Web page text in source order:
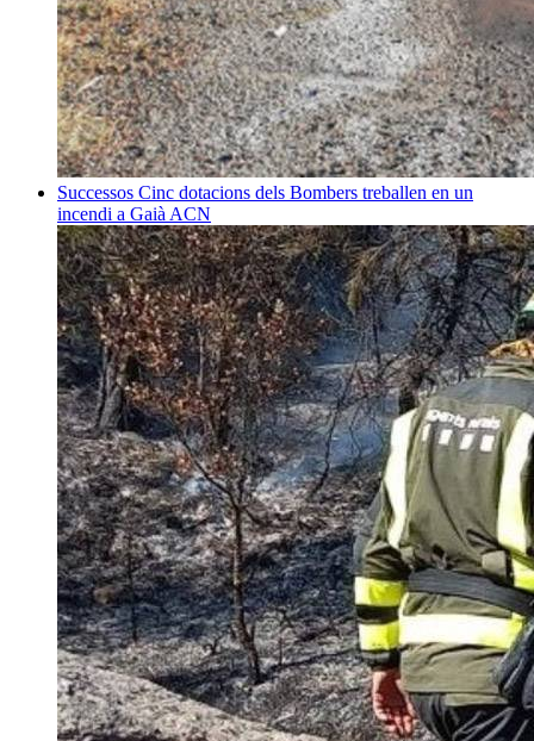
Successos Cinc dotacions dels Bombers treballen en un
incendi a Gaià ACN